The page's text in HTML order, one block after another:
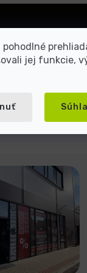
pohodlné
jej funkcie,